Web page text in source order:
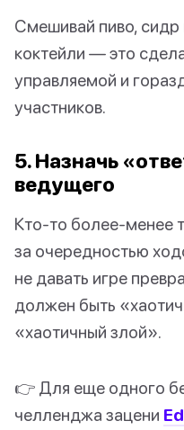
Смешивай пиво,
коктейли — это
управляемой и
участников.
5. Назначь
ведущего
Кто-то более-менее
за очередностью
не давать игре
должен быть
«хаотичный злой».
👉 Для еще одного
челленджа зацени